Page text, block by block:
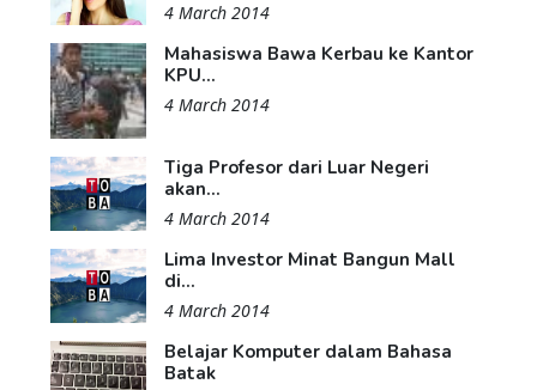
4 March 2014
Mahasiswa Bawa Kerbau ke Kantor
KPU...
4 March 2014
Tiga Profesor dari Luar Negeri
akan...
4 March 2014
Lima Investor Minat Bangun Mall
di...
4 March 2014
Belajar Komputer dalam Bahasa
Batak